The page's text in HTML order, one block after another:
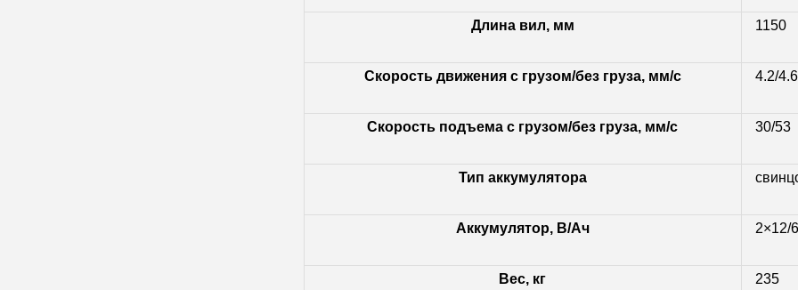
Длина вил, мм 1150
Скорость движения с грузом/без груза, мм/c 4.2/4.6
Скорость подъема с грузом/без груза, мм/c 30/53
Тип аккумулятора
Аккумулятор, В/Ач 2×12/
Вес, кг 235